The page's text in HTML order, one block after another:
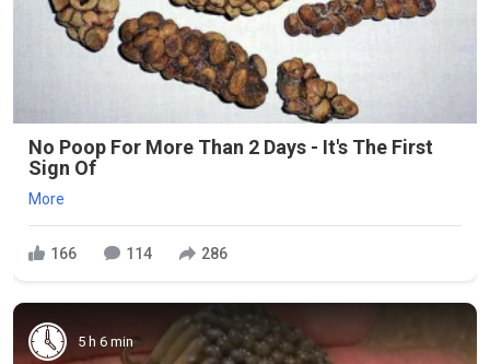
No Poop For More Than 2 Days - It's The First
Sign Of
More
166 114 286
5 h 6 min